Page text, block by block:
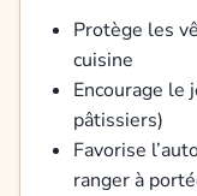
Protège les
cuisine
Encourage le
pâtissiers)
Favorise
ranger à